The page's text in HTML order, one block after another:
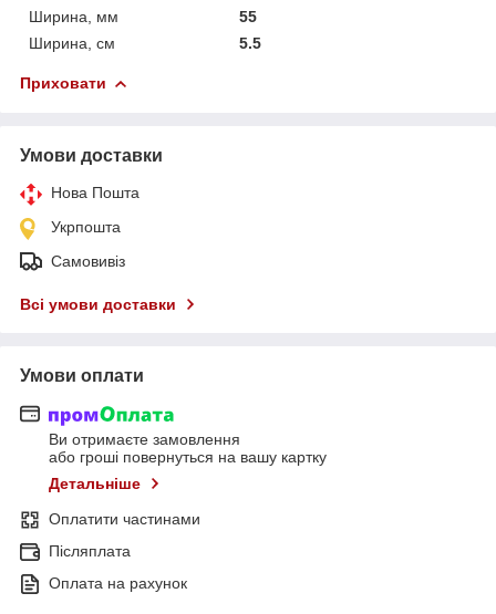
Ширина, мм
55
Ширина, см
5.5
Приховати
Умови доставки
Нова Пошта
Укрпошта
Самовивіз
Всі умови доставки
Умови оплати
Ви отримаєте замовлення
або гроші повернуться на вашу картку
Детальніше
Оплатити частинами
Післяплата
Оплата на рахунок